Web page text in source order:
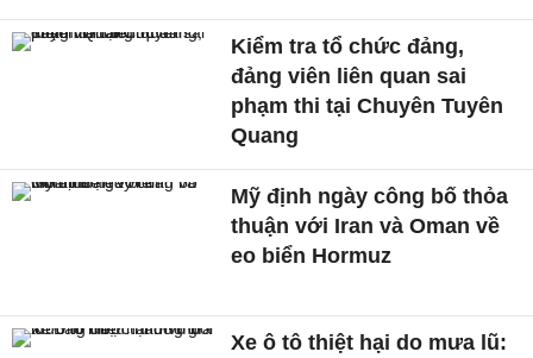
Kiểm tra tổ chức đảng,
đảng viên liên quan sai
phạm thi tại Chuyên Tuyên
Quang
Mỹ định ngày công bố thỏa
thuận với Iran và Oman về
eo biển Hormuz
Xe ô tô thiệt hại do mưa lũ: